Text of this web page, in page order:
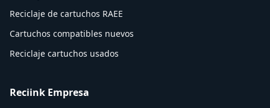
Reciclaje de cartuchos RAEE
Cartuchos compatibles nuevos
Reciclaje cartuchos usados
Reciink Empresa